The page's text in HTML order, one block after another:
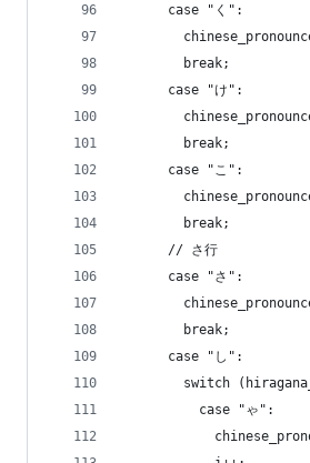
      case "く":
        break;
      case "け":
        break;
      case "こ":
        break;
      // さ行
      case "さ":
        break;
      case "し":
switch
          case "ゃ":